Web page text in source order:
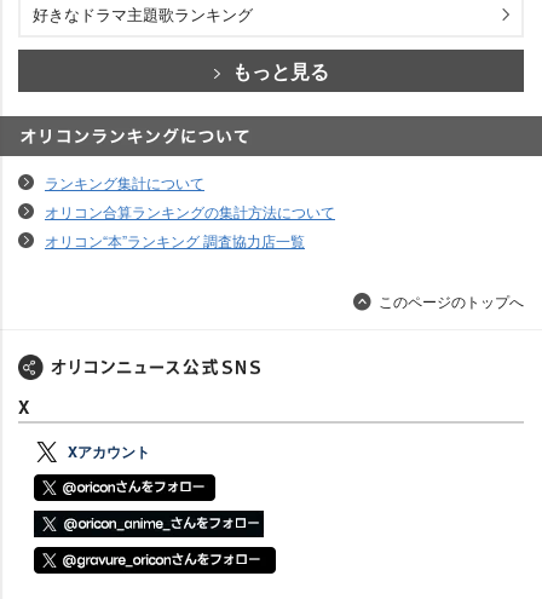
好きなドラマ主題歌ランキング
もっと見る
ランキング集計について
オリコン合算ランキングの集計方法について
オリコン“本”ランキング 調査協力店一覧
このページのトップへ
X
Xアカウント